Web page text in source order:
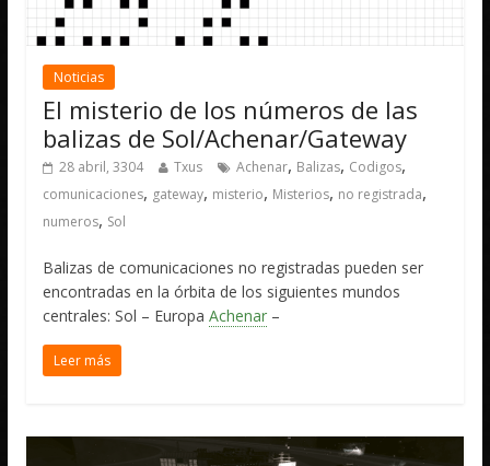
Noticias
El misterio de los números de las
balizas de Sol/Achenar/Gateway
28 abril, 3304 Txus Achenar, Balizas, Codigos,
comunicaciones, gateway, misterio, Misterios, no registrada,
numeros, Sol
Balizas de comunicaciones no registradas pueden ser
encontradas en la órbita de los siguientes mundos
centrales: Sol – EuropaAchenar –
Leer más